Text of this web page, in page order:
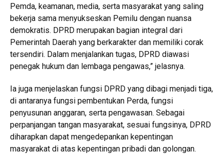
Pemda, keamanan, media, serta masyarakat yang saling
bekerja sama menyukseskan Pemilu dengan nuansa
demokratis. DPRD merupakan bagian integral dari
Pemerintah Daerah yang berkarakter dan memiliki corak
tersendiri. Dalam menjalankan tugas, DPRD diawasi
penegak hukum dan lembaga pengawas,” jelasnya.
Ia juga menjelaskan fungsi DPRD yang dibagi menjadi tiga,
di antaranya fungsi pembentukan Perda, fungsi
penyusunan anggaran, serta pengawasan. Sebagai
perpanjangan tangan masyarakat, sesuai fungsinya, DPRD
diharapkan dapat mengedepankan kepentingan
masyarakat di atas kepentingan pribadi dan golongan.